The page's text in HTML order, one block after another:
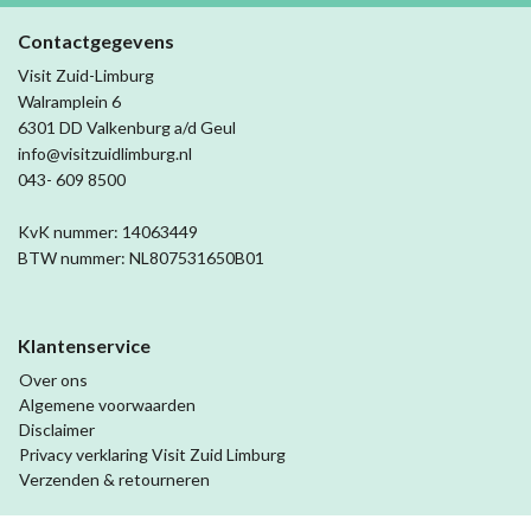
Contactgegevens
Visit Zuid-Limburg
Walramplein 6
6301 DD Valkenburg a/d Geul
info@visitzuidlimburg.nl
043- 609 8500
KvK nummer: 14063449
BTW nummer: NL807531650B01
Klantenservice
Over ons
Algemene voorwaarden
Disclaimer
Privacy verklaring Visit Zuid Limburg
Verzenden & retourneren